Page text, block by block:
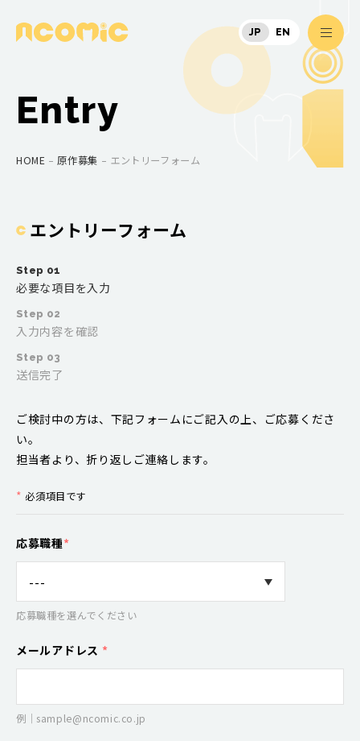
NCOMIC株式会社
JP EN
Entry
HOME 原作募集 エントリーフォーム
エントリーフォーム
Step 01
必要な項目を入力
Step 02
入力内容を確認
Step 03
送信完了
ご検討中の方は、下記フォームにご記入の上、ご応募くださ
い。
担当者より、折り返しご連絡します。
* 必須項目です
応募職種*
応募職種を選んでください
メールアドレス *
例｜sample@ncomic.co.jp